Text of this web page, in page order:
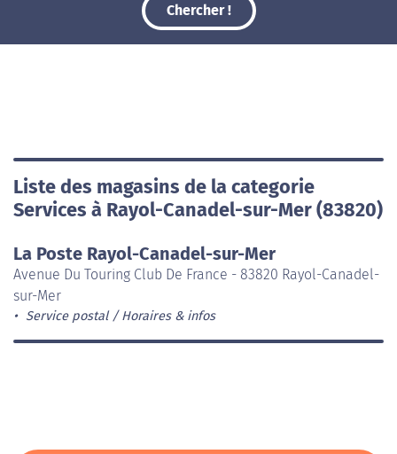
Chercher !
Liste des magasins de la categorie
Services à Rayol-Canadel-sur-Mer (83820)
La Poste Rayol-Canadel-sur-Mer
Avenue Du Touring Club De France - 83820 Rayol-Canadel-
sur-Mer
Service postal Horaires & infos